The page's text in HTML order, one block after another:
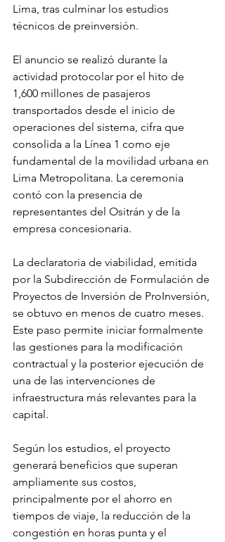
Lima, tras culminar los estudios
técnicos de preinversión.
El anuncio se realizó durante la
actividad protocolar por el hito de
1,600 millones de pasajeros
transportados desde el inicio de
operaciones del sistema, cifra que
consolida a la Línea 1 como eje
fundamental de la movilidad urbana en
Lima Metropolitana. La ceremonia
contó con la presencia de
representantes del Ositrán y de la
empresa concesionaria.
La declaratoria de viabilidad, emitida
por la Subdirección de Formulación de
Proyectos de Inversión de ProInversión,
se obtuvo en menos de cuatro meses.
Este paso permite iniciar formalmente
las gestiones para la modificación
contractual y la posterior ejecución de
una de las intervenciones de
infraestructura más relevantes para la
capital.
Según los estudios, el proyecto
generará beneficios que superan
ampliamente sus costos,
principalmente por el ahorro en
tiempos de viaje, la reducción de la
congestión en horas punta y el